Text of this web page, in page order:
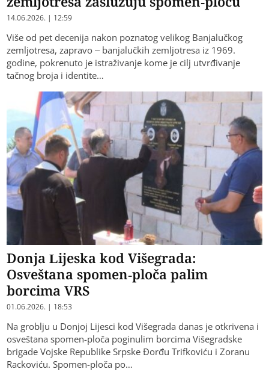
14.06.2026. | 12:59
Više od pet decenija nakon poznatog velikog Banjalučkog
zemljotresa, zapravo – banjalučkih zemljotresa iz 1969.
godine, pokrenuto je istraživanje kome je cilj utvrđivanje
tačnog broja i identite…
Donja Lijeska kod Višegrada:
Osveštana spomen-ploča palim
borcima VRS
01.06.2026. | 18:53
Na groblju u Donjoj Lijesci kod Višegrada danas je otkrivena i
osveštana spomen-ploča poginulim borcima Višegradske
brigade Vojske Republike Srpske Đorđu Trifkoviću i Zoranu
Rackoviću. Spomen-ploča po…